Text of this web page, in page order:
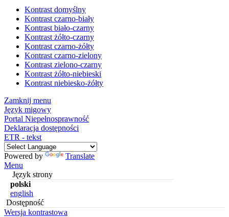
Kontrast domyślny
Kontrast czarno-biały
Kontrast biało-czarny
Kontrast żółto-czarny
Kontrast czarno-żółty
Kontrast czarno-zielony
Kontrast zielono-czarny
Kontrast żółto-niebieski
Kontrast niebiesko-żółty
Zamknij menu
Język migowy
Portal Niepełnosprawność
Deklaracja dostępności
ETR - tekst
Powered by
Translate
Menu
Język strony
polski
english
Dostępność
Wersja kontrastowa